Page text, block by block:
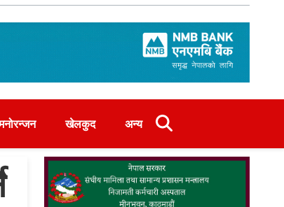
खेलकुद अन्य